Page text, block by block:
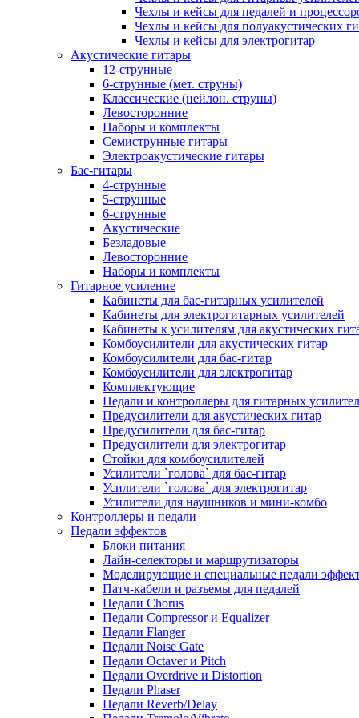
Чехлы и кейсы для педалей и
Чехлы и кейсы для полуакустических
Чехлы и кейсы для электрогитар
Акустические гитары
12-струнные
6-струнные (мет. струны)
Классические (нейлон. струны)
Левосторонние
Наборы и комплекты
Семиструнные гитары
Электроакустические гитары
Бас-гитары
4-струнные
5-струнные
6-струнные
Акустические
Безладовые
Левосторонние
Наборы и комплекты
Гитарное усиление
Кабинеты для бас-гитарных усилителей
Кабинеты для электрогитарных усилителей
Кабинеты к усилителям для акустических
Комбоусилители для акустических гитар
Комбоусилители для бас-гитар
Комбоусилители для электрогитар
Комплектующие
Педали и контроллеры для гитарных
Предусилители для акустических гитар
Предусилители для бас-гитар
Предусилители для электрогитар
Стойки для комбоусилителей
Усилители `голова` для бас-гитар
Усилители `голова` для электрогитар
Усилители для наушников и мини-комбо
Контроллеры и педали
Педали эффектов
Блоки питания
Лайн-селекторы и маршрутизаторы
Моделирующие и специальные педали
Патч-кабели и разъемы для педалей
Педали Chorus
Педали Compressor и Equalizer
Педали Flanger
Педали Noise Gate
Педали Octaver и Pitch
Педали Overdrive и Distortion
Педали Phaser
Педали Reverb/Delay